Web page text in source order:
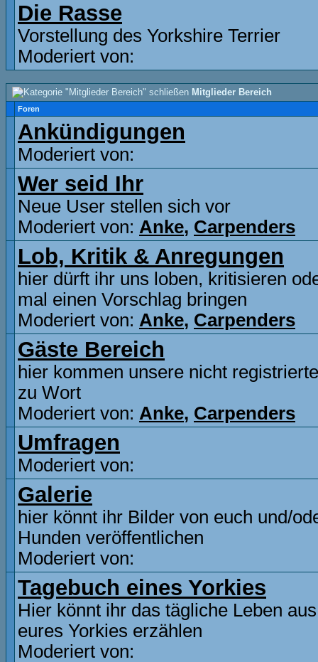
Die Rasse
Vorstellung des Yorkshire Terrier
Moderiert von:
Mitglieder Bereich
Foren
Ankündigungen
Moderiert von:
Wer seid Ihr
Neue User stellen sich vor
Moderiert von: Anke, Carpenders
Lob, Kritik & Anregungen
hier dürft ihr uns loben, kritisieren
mal einen Vorschlag bringen
Moderiert von: Anke, Carpenders
Gäste Bereich
hier kommen unsere nicht
zu Wort
Moderiert von: Anke, Carpenders
Umfragen
Moderiert von:
Galerie
hier könnt ihr Bilder von euch und/
Hunden veröffentlichen
Moderiert von:
Tagebuch eines Yorkies
Hier könnt ihr das tägliche Leben
eures Yorkies erzählen
Moderiert von: